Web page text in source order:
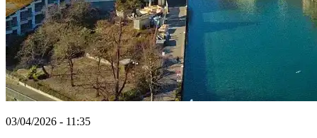
03/04/2026 - 11:35